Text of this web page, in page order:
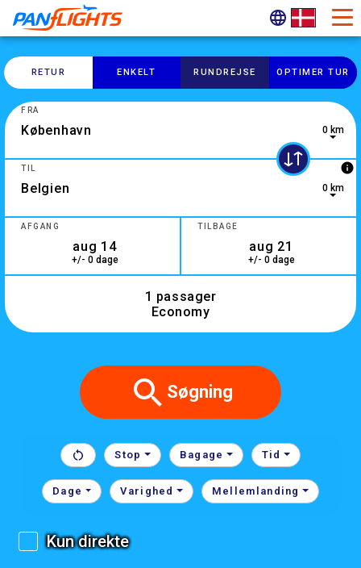
RETUR ENKELT RUNDREJSE OPTIMER TUR
0 results are available, use up and down arrow keys to
FRA
0 km
9 results are available, use up and down arrow keys to
TIL info
0 km
AFGANG
+/- 0 dage
TILBAGE
+/- 0 dage
1 passager
Economy
Søgning
Stop Bagage Tid
Dage Varighed Mellemlanding
Kun direkte